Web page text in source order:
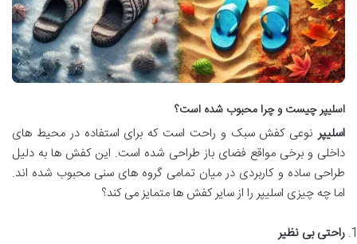
اسلیپر چیست و چرا محبوب شده است؟
اسلیپرنوعی کفش سبک و راحت است که برای استفاده در محیط های
داخلی و برخی مواقع فضای باز طراحی شده است. این کفش ها به دلیل
طراحی ساده و کاربردی در میان تمامی گروه های سنی محبوب شده اند.
اما چه چیزی اسلیپر را از سایر کفش ها متمایز می کند؟
راحتی بی نظیر